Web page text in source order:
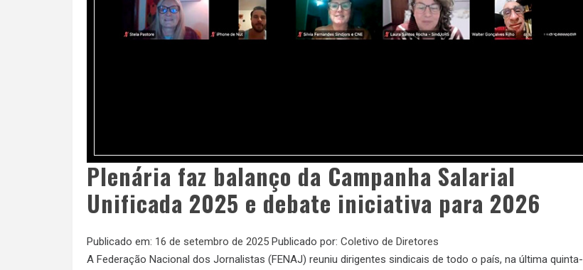
Plenária faz balanço da Campanha Salarial
Unificada 2025 e debate iniciativa para 2026
Publicado em: 16 de setembro de 2025 Publicado por: Coletivo de Diretores
A Federação Nacional dos Jornalistas (FENAJ) reuniu dirigentes sindicais de todo o país, na última quinta-